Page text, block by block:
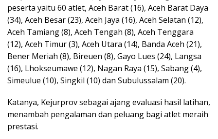
peserta yaitu 60 atlet, Aceh Barat (16), Aceh Barat Daya
(34), Aceh Besar (23), Aceh Jaya (16), Aceh Selatan (12),
Aceh Tamiang (8), Aceh Tengah (8), Aceh Tenggara
(12), Aceh Timur (3), Aceh Utara (14), Banda Aceh (21),
Bener Meriah (8), Bireuen (8), Gayo Lues (24), Langsa
(16), Lhokseumawe (12), Nagan Raya (15), Sabang (4),
Simeulue (10), Singkil (10) dan Subulussalam (20).
Katanya, Kejurprov sebagai ajang evaluasi hasil latihan,
menambah pengalaman dan peluang bagi atlet meraih
prestasi.